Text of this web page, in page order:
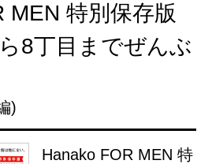
MEN 特別保存版
8丁目までぜんぶ
)
Hanako FOR MEN 特